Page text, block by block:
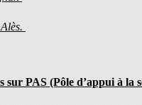
Alès.
sur PAS (Pôle d’appui à la